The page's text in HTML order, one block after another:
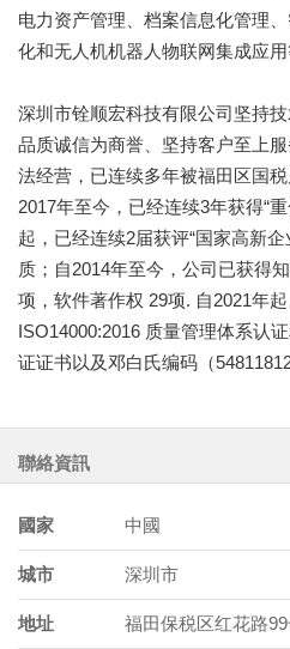
电力资产管理、档案信息化管理
化和无人机机器人物联网集成应用
深圳市铨顺宏科技有限公司坚持
品质诚信为商誉、坚持客户至上
法经营，已连续多年被福田区国税
2017年至今，已经连续3年获得“
起，已经连续2届获评“国家高新企
质；自2014年至今，公司已获得
项，软件著作权 29项. 自2021年
ISO14000:2016 质量管理体系认
证证书以及邓白氏编码（
聯絡資訊
國家 中國
城市 深圳市
地址 福田保税区红花路